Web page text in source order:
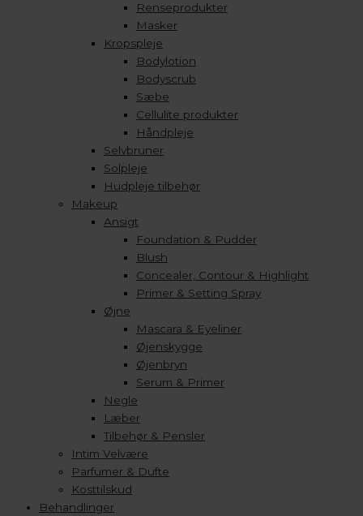
Renseprodukter
Masker
Kropspleje
Bodylotion
Bodyscrub
Sæbe
Cellulite produkter
Håndpleje
Selvbruner
Solpleje
Hudpleje tilbehør
Makeup
Ansigt
Foundation & Pudder
Blush
Concealer, Contour & Highlight
Primer & Setting Spray
Øjne
Mascara & Eyeliner
Øjenskygge
Øjenbryn
Serum & Primer
Negle
Læber
Tilbehør & Pensler
Intim Velvære
Parfumer & Dufte
Kosttilskud
Behandlinger